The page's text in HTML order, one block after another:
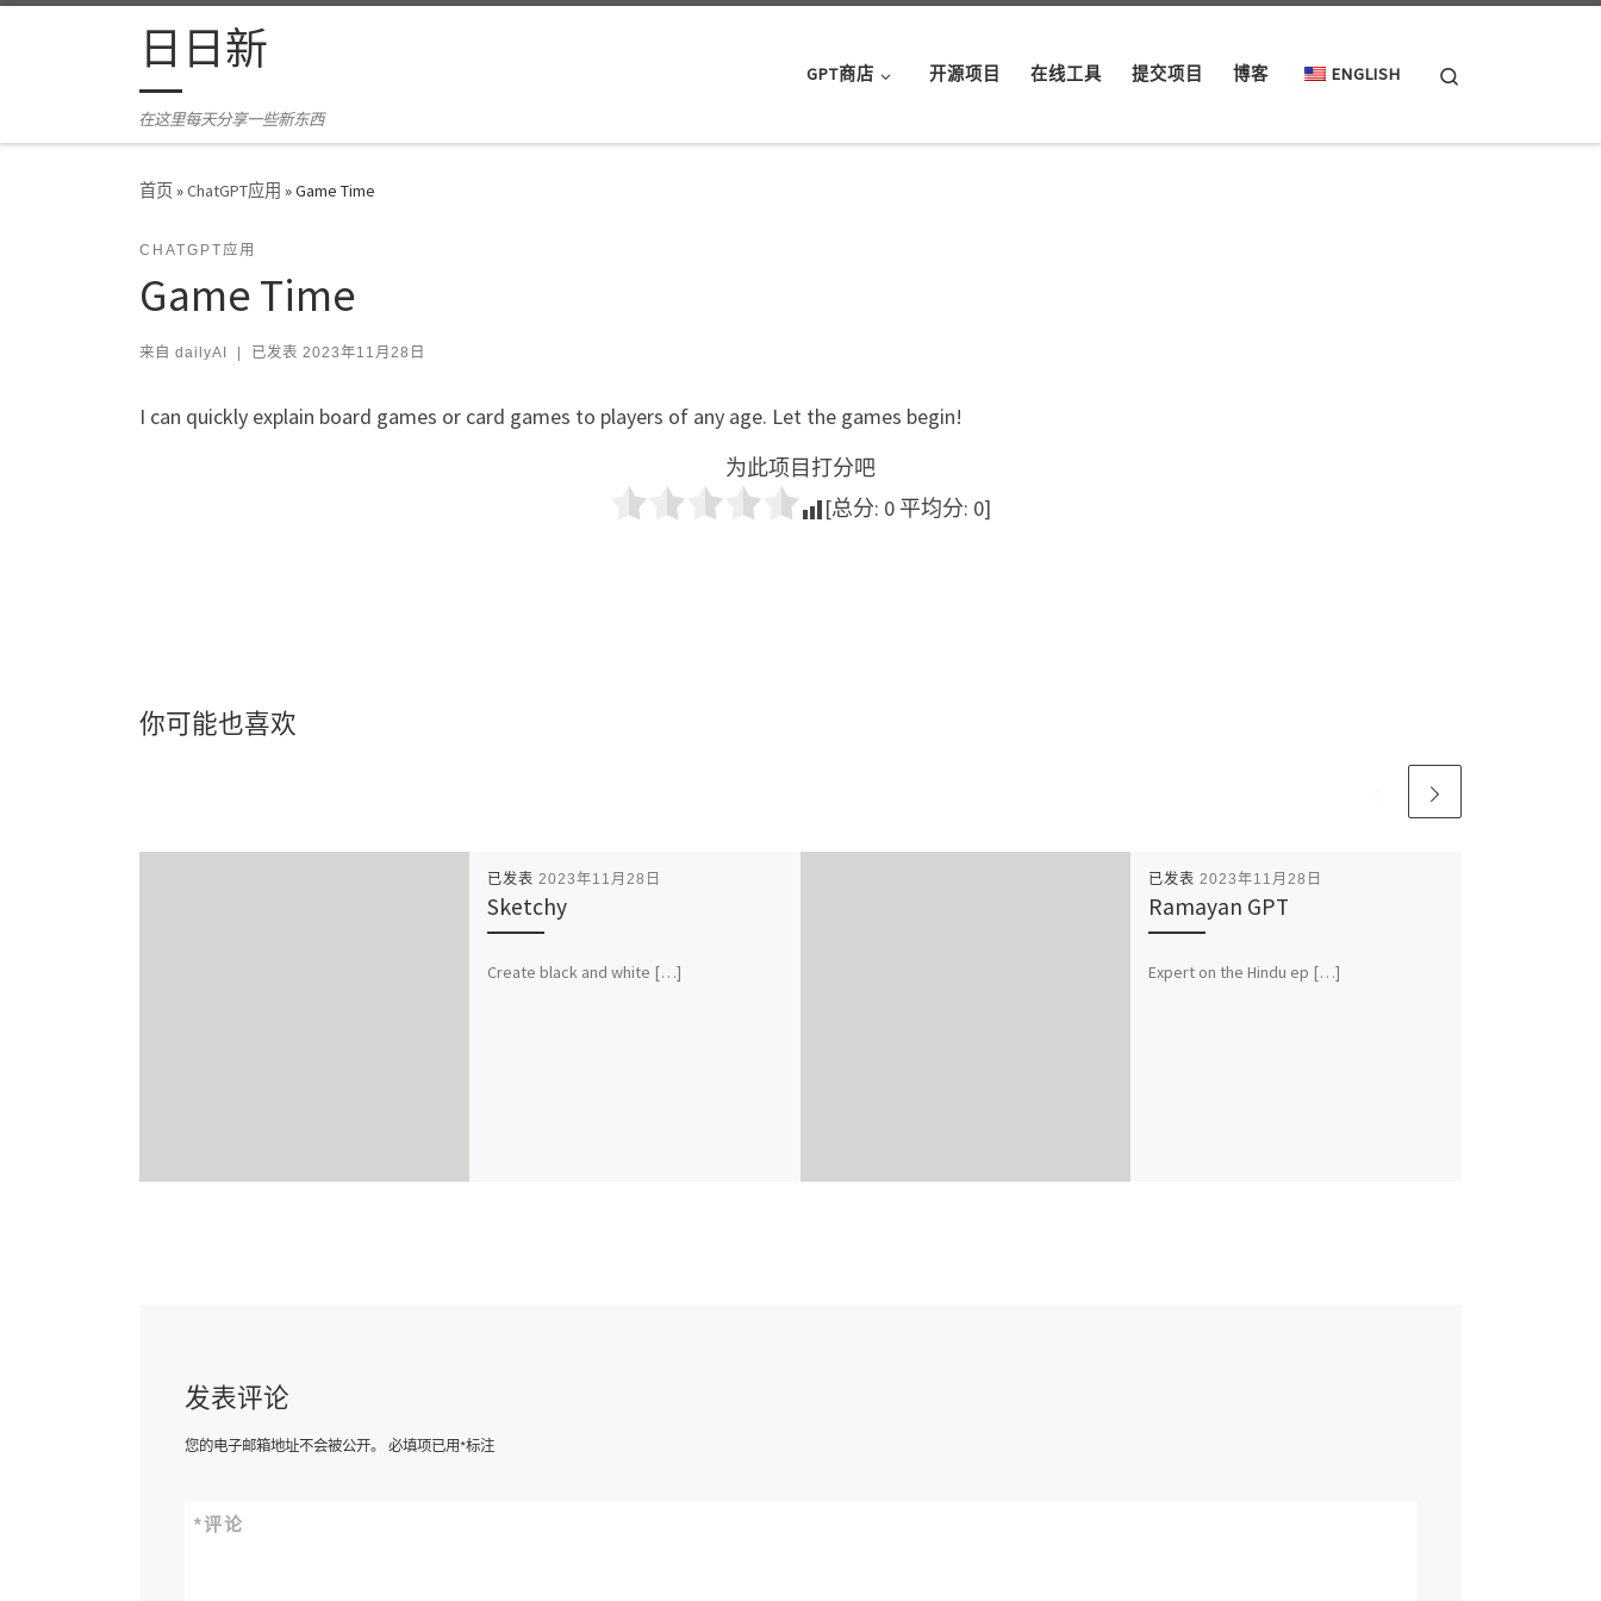
Skip to content日日新
在这里每天分享一些新东西
GPT商店 开源项目 在线工具 提交项目 博客 ENGLISH
首页»ChatGPT应用 »Game Time
CHATGPT应用
Game Time
来自 dailyAI 已发表 2023年11月28日
I can quickly explain board games or card games to players of any age. Let the games begin!
为此项目打分吧
[总分: 0 平均分: 0]
你可能也喜欢
已发表 2023年11月28日
Sketchy
Create black and white […]
已发表 2023年11月28日
Ramayan GPT
Expert on the Hindu ep […]
发表评论
您的电子邮箱地址不会被公开。 必填项已用*标注
评论
*